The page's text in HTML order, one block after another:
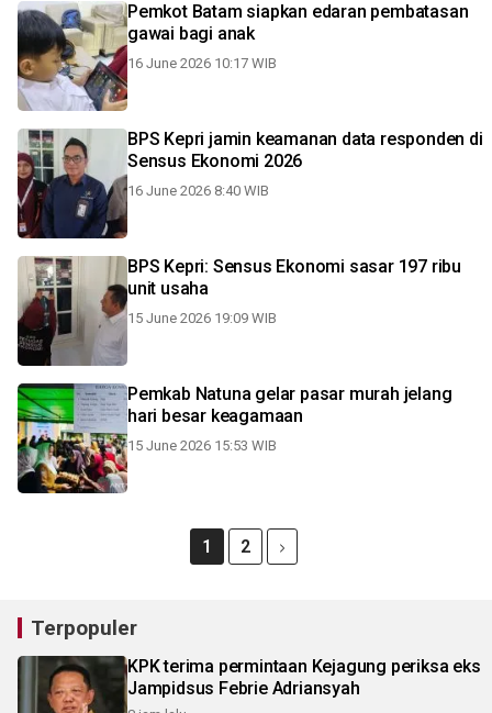
Pemkot Batam siapkan edaran pembatasan
gawai bagi anak
16 June 2026 10:17 WIB
BPS Kepri jamin keamanan data responden di
Sensus Ekonomi 2026
16 June 2026 8:40 WIB
BPS Kepri: Sensus Ekonomi sasar 197 ribu
unit usaha
15 June 2026 19:09 WIB
Pemkab Natuna gelar pasar murah jelang
hari besar keagamaan
15 June 2026 15:53 WIB
1 2
Terpopuler
KPK terima permintaan Kejagung periksa eks
Jampidsus Febrie Adriansyah